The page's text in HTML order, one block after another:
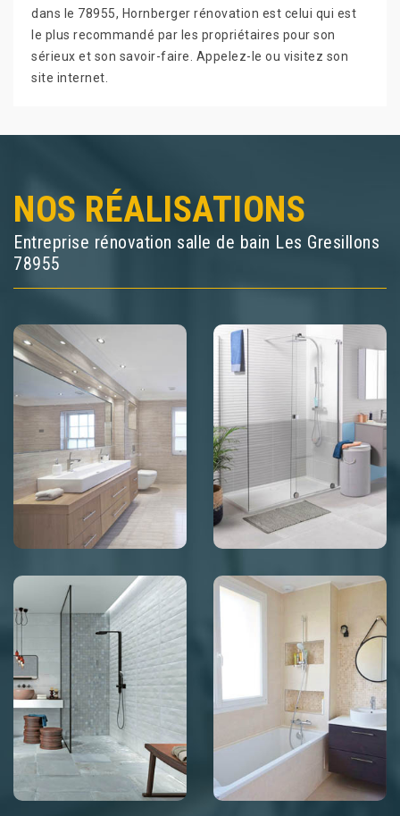
dans le 78955, Hornberger rénovation est celui qui est
le plus recommandé par les propriétaires pour son
sérieux et son savoir-faire. Appelez-le ou visitez son
site internet.
NOS RÉALISATIONS
Entreprise rénovation salle de bain Les Gresillons
78955